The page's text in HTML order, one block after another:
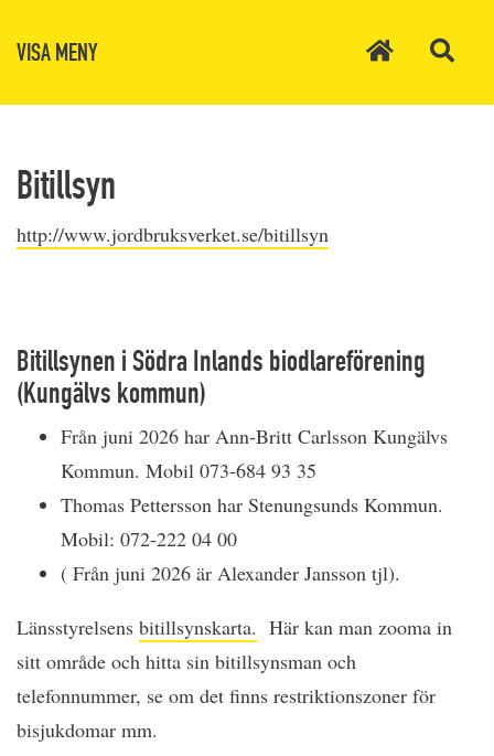
VISA MENY
Bitillsyn
http://www.jordbruksverket.se/bitillsyn
Bitillsynen i Södra Inlands biodlareförening
(Kungälvs kommun)
Från juni 2026 har Ann-Britt Carlsson Kungälvs
Kommun. Mobil 073-684 93 35
Thomas Pettersson har Stenungsunds Kommun.
Mobil: 072-222 04 00
( Från juni 2026 är Alexander Jansson tjl).
Länsstyrelsens bitillsynskarta. Här kan man zooma in
sitt område och hitta sin bitillsynsman och
telefonnummer, se om det finns restriktionszoner för
bisjukdomar mm.